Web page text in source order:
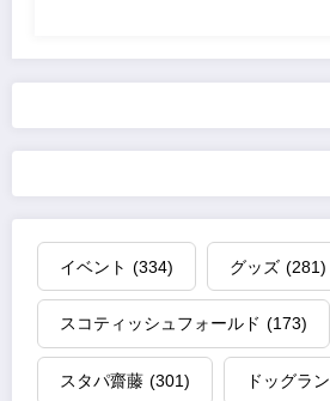
イベント (334) グッズ (281)
スコティッシュフォールド (173)
スタパ齋藤 (301) ドッグラン